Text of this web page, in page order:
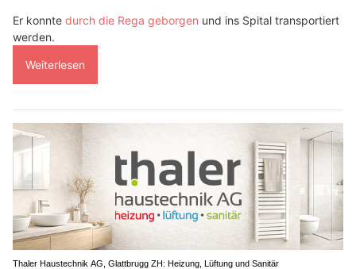
Er konnte durch die Rega geborgen und ins Spital transportiert
werden.
Weiterlesen
Thaler Haustechnik AG, Glattbrugg ZH: Heizung, Lüftung und Sanitär